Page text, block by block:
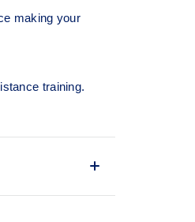
making your
training.